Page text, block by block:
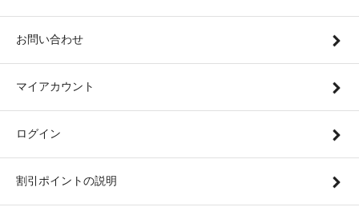
お問い合わせ
マイアカウント
ログイン
割引ポイントの説明